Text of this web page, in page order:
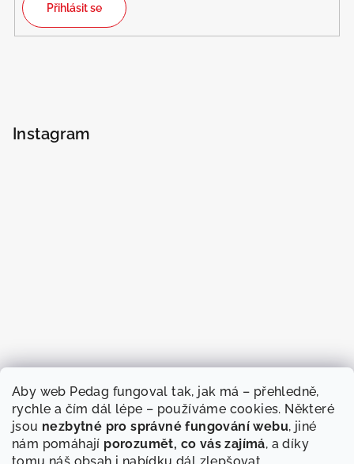
Aby web Pedag fungoval tak, jak má – přehledně,
rychle a čím dál lépe – používáme cookies. Některé
jsou nezbytné pro správné fungování webu, jiné
nám pomáhají porozumět, co vás zajímá, a díky
Přihlásit se
Instagram